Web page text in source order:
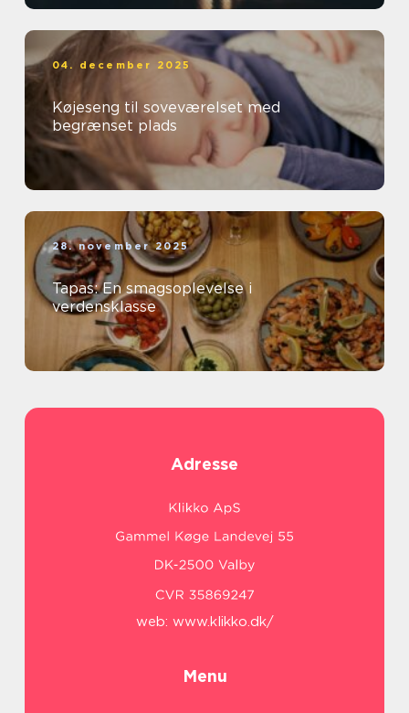
04. december 2025
Køjeseng til soveværelset med
begrænset plads
28. november 2025
Tapas: En smagsoplevelse i
verdensklasse
Adresse
web: www.klikko.dk/
Menu